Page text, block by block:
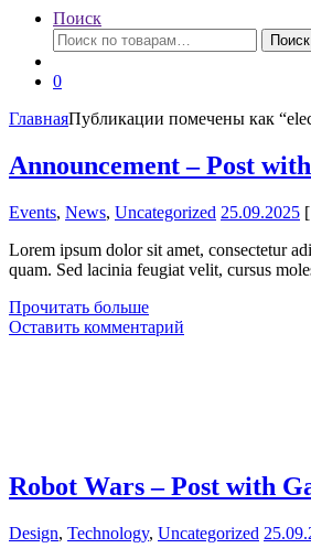
Поиск
Искать:
Поиск
0
ГлавнаяПубликации помечены как
Announcement – Post
Events, News, Uncategorized 25.09.2025
Lorem ipsum dolor sit amet, consectetur
quam. Sed lacinia feugiat velit, cursus
Прочитать больше
Оставить комментарий
Robot Wars – Post with
Design, Technology, Uncategorized